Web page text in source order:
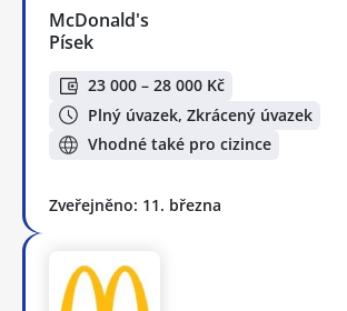
McDonald's
Písek
23 000 – 28 000 Kč
Plný úvazek, Zkrácený úvazek
Vhodné také pro cizince
Zveřejněno: 11. března